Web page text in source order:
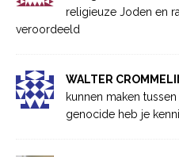
religieuze Joden en
veroordeeld
WALTER
kunnen maken
genocide heb je